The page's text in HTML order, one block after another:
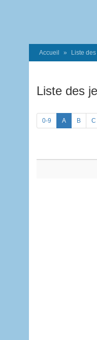
Accueil Liste
Liste des
0-9 A B C